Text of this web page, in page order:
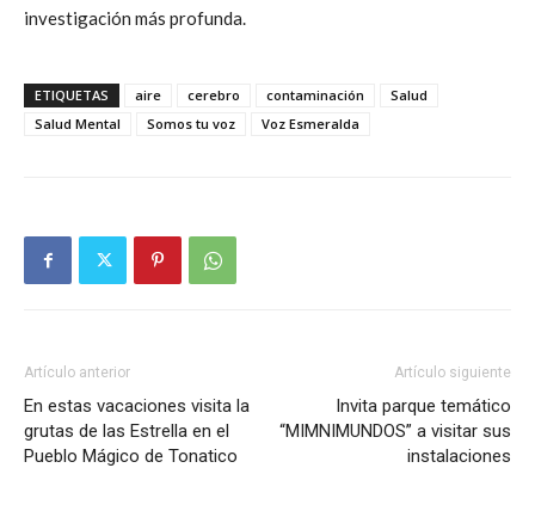
investigación más profunda.
ETIQUETAS aire cerebro contaminación
Salud
Salud Mental
Somos tu voz Voz Esmeralda
Artículo anterior
En estas vacaciones visita la
grutas de las Estrella en el
Pueblo Mágico de Tonatico
Artículo siguiente
Invita parque temático
“MIMNIMUNDOS” a visitar sus
instalaciones